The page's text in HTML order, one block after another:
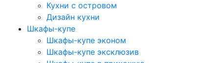
Кухни с островом
Дизайн кухни
Шкафы-купе
Шкафы-купе эконом
Шкафы-купе эксклюзив